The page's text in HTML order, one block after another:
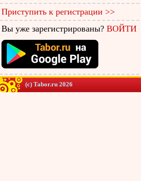
Приступить к регистрации >>
Вы уже зарегистрированы? ВОЙТИ
(c) Tabor.ru 2026